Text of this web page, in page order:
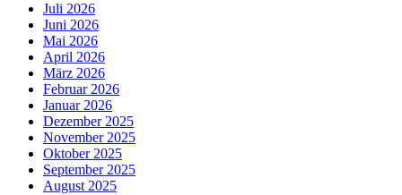
Juli 2026
Juni 2026
Mai 2026
April 2026
März 2026
Februar 2026
Januar 2026
Dezember 2025
November 2025
Oktober 2025
September 2025
August 2025